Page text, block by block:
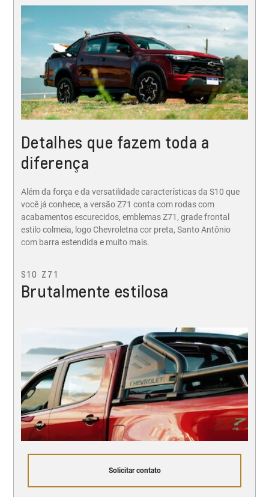
Detalhes que fazem toda a
diferença
Além da força e da versatilidade características da S10 que
você já conhece, a versão Z71 conta com rodas com
acabamentos escurecidos, emblemas Z71, grade frontal
estilo colmeia, logo Chevroletna cor preta, Santo Antônio
com barra estendida e muito mais.
S10 Z71
Brutalmente estilosa
Solicitar contato